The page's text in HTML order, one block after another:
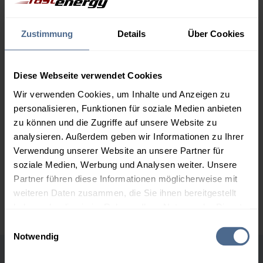
Zustimmung Details Über Cookies
Diese Webseite verwendet Cookies
Wir verwenden Cookies, um Inhalte und Anzeigen zu
personalisieren, Funktionen für soziale Medien anbieten
zu können und die Zugriffe auf unsere Website zu
analysieren. Außerdem geben wir Informationen zu Ihrer
Verwendung unserer Website an unsere Partner für
soziale Medien, Werbung und Analysen weiter. Unsere
Partner führen diese Informationen möglicherweise mit
weiteren Daten zusammen, die Sie ihnen bereitgestellt
Notwendig
1.000 Liter 0,00 €
2.000 Liter
150,09 €
150,09 €
3.000 Liter
148,50 €
148,50 €
0,00 €
5.000 Liter
147,18 €
147,18 €
Preise für Heizöl in Standardqualität nach Ö-Norm C 1109 in € / 100
Liter inkl. MwSt. und Lieferung bei einer Lieferstelle.